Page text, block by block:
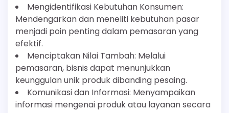
Mengidentifikasi Kebutuhan Konsumen:
Mendengarkan dan meneliti kebutuhan pasar
menjadi poin penting dalam pemasaran yang
efektif.
Menciptakan Nilai Tambah: Melalui
pemasaran, bisnis dapat menunjukkan
keunggulan unik produk dibanding pesaing.
Komunikasi dan Informasi: Menyampaikan
informasi mengenai produk atau layanan secara